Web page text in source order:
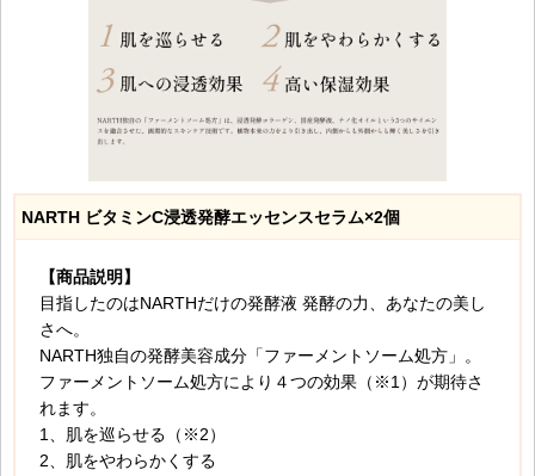
NARTH ビタミンC浸透発酵エッセンスセラム×2個
【商品説明】
目指したのはNARTHだけの発酵液 発酵の力、あなたの美し
さへ。
NARTH独自の発酵美容成分「ファーメントソーム処方」。
ファーメントソーム処方により４つの効果（※1）が期待さ
れます。
1、肌を巡らせる（※2）
2、肌をやわらかくする